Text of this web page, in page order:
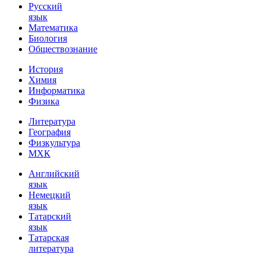
Русский
язык
Математика
Биология
Обществознание
История
Химия
Информатика
Физика
Литература
География
Физкультура
МХК
Английский
язык
Немецкий
язык
Татарский
язык
Татарская
литература